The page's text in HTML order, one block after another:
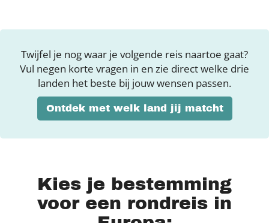
Twijfel je nog waar je volgende reis naartoe gaat?
Vul negen korte vragen in en zie direct welke drie
landen het beste bij jouw wensen passen.
Ontdek met welk land jij matcht
Kies je bestemming
voor een rondreis in